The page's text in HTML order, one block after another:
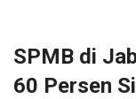
SPMB di
60 Persen